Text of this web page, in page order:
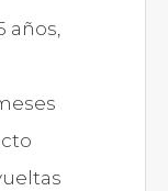
años,